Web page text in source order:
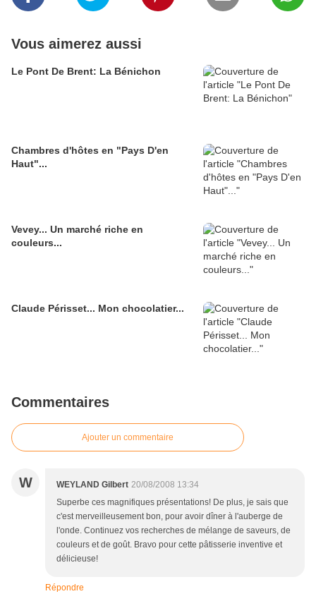
Vous aimerez aussi
Le Pont De Brent: La Bénichon
Chambres d'hôtes en "Pays D'en
Haut"...
Vevey... Un marché riche en
couleurs...
Claude Périsset... Mon chocolatier...
Commentaires
Ajouter un commentaire
W WEYLAND Gilbert 20/08/2008 13:34
Superbe ces magnifiques présentations! De plus, je sais que
c'est merveilleusement bon, pour avoir dîner à l'auberge de
l'onde. Continuez vos recherches de mélange de saveurs, de
couleurs et de goût. Bravo pour cette pâtisserie inventive et
délicieuse!
Répondre